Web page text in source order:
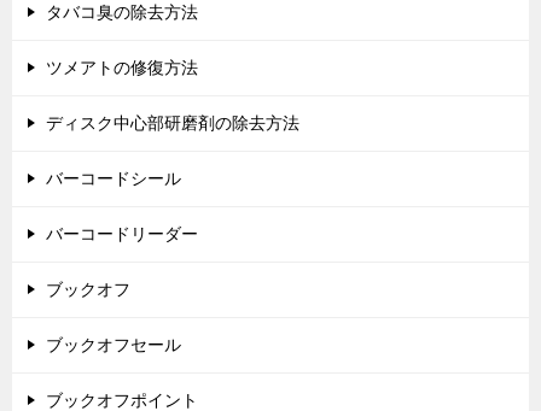
タバコ臭の除去方法
ツメアトの修復方法
ディスク中心部研磨剤の除去方法
バーコードシール
バーコードリーダー
ブックオフ
ブックオフセール
ブックオフポイント